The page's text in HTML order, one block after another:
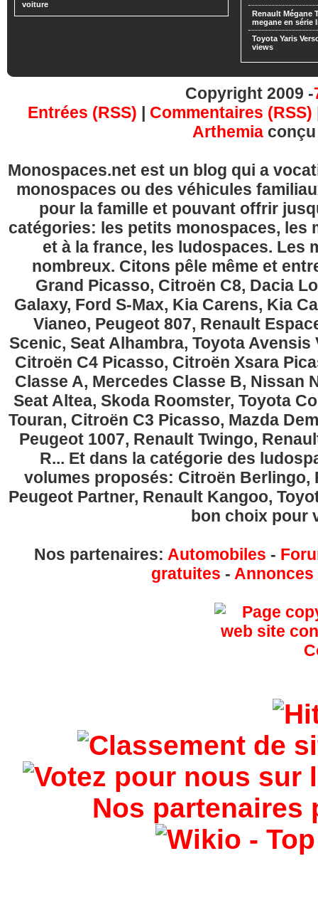
voiture
Renault Mégane
megane en série
Toyota Yaris
views
Copyright 2009 -
Entrées (RSS) | Commentaires (RSS)
Arthemia
Monospaces.net est un blog qui a
monospaces ou des véhicules
pour la famille et pouvant offrir
catégories: les petits monospaces, les
et à la france, les ludospaces. Les
nombreux. Citons pêle même et
Grand Picasso, Citroën C8, Dacia
Galaxy, Ford S-Max, Kia Carens, Kia
Vianeo, Peugeot 807, Renault
Scenic, Seat Alhambra, Toyota
Citroën C4 Picasso, Citroën Xsara
Classe A, Mercedes Classe B, Nissan
Seat Altea, Skoda Roomster, Toyota
Touran, Citroën C3 Picasso, Mazda
Peugeot 1007, Renault Twingo,
R... Et dans la catégorie des
volumes proposés: Citroën Berlingo,
Peugeot Partner, Renault Kangoo,
bon choix pour
Nos partenaires: Automobiles -
gratuites -
Nos partenaires